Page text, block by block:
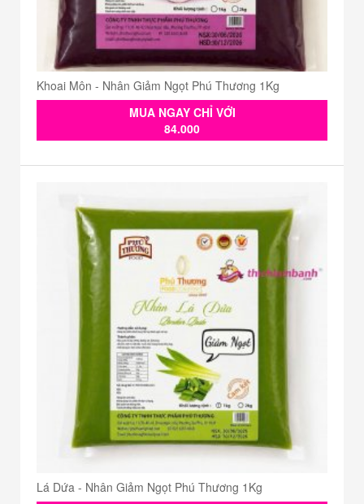
Khoai Môn - Nhân Giảm Ngọt Phú Thương 1Kg
MUA NGAY CHỈ VỚI
84.000
Lá Dứa - Nhân Giảm Ngọt Phú Thương 1Kg